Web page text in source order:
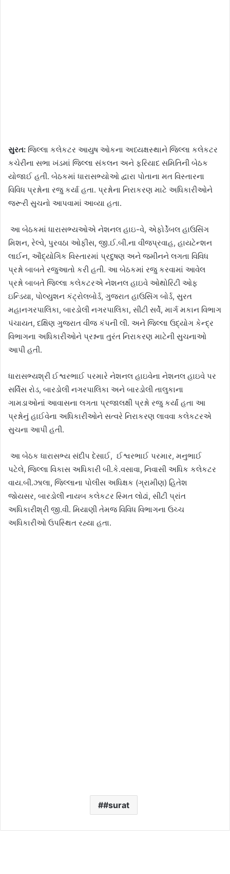
સુરત: જિલ્લા કલેકટર આયુષ ઓકના અધ્યક્ષસ્થાને જિલ્લા કલેકટર
કચેરીના સભા ખંડમાં જિલ્લા સંકલન અને ફરિયાદ સમિતિની બેઠક
યોજાઈ હતી. બેઠકમાં ધારાસભ્યોઓ દ્વારા પોતાના મત વિસ્તારના
વિવિધ પ્રશ્નોના રજુ કર્યા હતા. પ્રશ્નોના નિરાકરણ માટે અધિકારીઓને
જરૂરી સુચનો આપવામાં આવ્યા હતા.
આ બેઠકમાં ધારાસભ્યઓએ નેશનલ હાઇ-વે, એફોર્ડેબલ હાઉસિંગ
મિશન, રેલ્વે, પુરવઠા ઓફીસ, જી.ઈ.બી.ના વીજપ્રવાહ, હાયટેન્શન
લાઈન, ઔદ્યોગિક વિસ્તારમાં પ્રદુષણ અને જમીનને લગતા વિવિધ
પ્રશ્નો બાબતે રજુઆતો કરી હતી. આ બેઠકમાં રજુ કરવામાં આવેલ
પ્રશ્નો બાબતે જિલ્લા કલેકટરએ નેશનલ હાઇવે ઓથોરિટી ઓફ
ઇન્ડિયા, પોલ્યુશન કંટ્રોલબોર્ડ, ગુજરાત હાઉસિંગ બોર્ડ, સુરત
મહાનગરપાલિકા, બારડોલી નગરપાલિકા, સીટી સર્વે, માર્ગ મકાન વિભાગ
પંચાયત, દક્ષિણ ગુજરાત વીજ કંપની લી. અને જિલ્લા ઉદ્યોગ કેન્દ્ર
વિભાગના અધિકારીઓને પ્રશ્નના તુરંત નિરાકરણ માટેની સુચનાઓ
આપી હતી.
ધારાસભ્યશ્રી ઈશ્વરભાઈ પરમારે નેશનલ હાઇવેના નેશનલ હાઇવે પર
સર્વિસ રોડ, બારડોલી નગરપાલિકા અને બારડોલી તાલુકાના
ગામડાઓનાં આવાસના લગતા પ્રજાલક્ષી પ્રશ્નો રજુ કર્યાં હતા આ
પ્રશ્નોનું હાઈવેના અધિકારીઓને સત્વરે નિરાકરણ લાવવા કલેકટરએ
સુચના આપી હતી.
આ બેઠક ધારાસભ્ય સંદીપ દેસાઈ, ઈશ્વરભાઈ પરમાર, મનુભાઈ
પટેલે, જિલ્લા વિકાસ અધિકારી બી.કે.વસાવા, નિવાસી અધિક કલેકટર
વાય.બી.ઝાલા, જિલ્લાના પોલીસ અધિક્ષક (ગ્રામીણ) હિતેશ
જોયસર, બારડોલી નાયબ કલેકટર સ્મિત લોઢાં, સીટી પ્રાંત
અધિકારીશ્રી જી.વી. મિયાણી તેમજ વિવિધ વિભાગના ઉચ્ચ
અધિકારીઓ ઉપસ્થિત રહ્યા હતા.
#surat